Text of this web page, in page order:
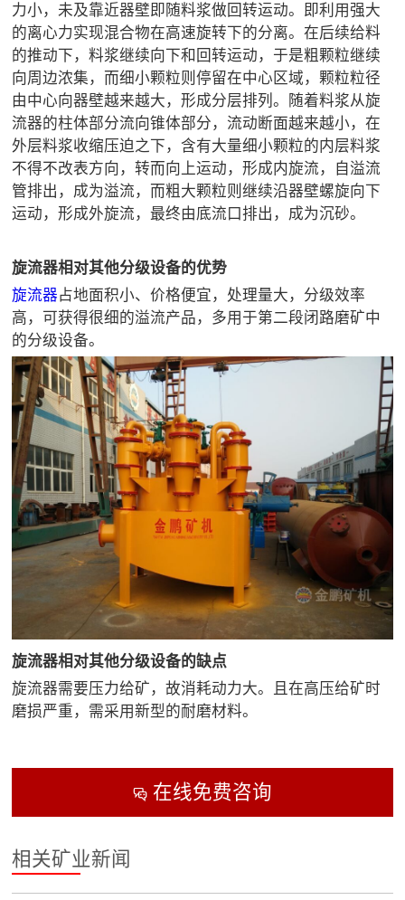
力小，未及靠近器壁即随料浆做回转运动。即利用强大
的离心力实现混合物在高速旋转下的分离。在后续给料
的推动下，料浆继续向下和回转运动，于是粗颗粒继续
向周边浓集，而细小颗粒则停留在中心区域，颗粒粒径
由中心向器壁越来越大，形成分层排列。随着料浆从旋
流器的柱体部分流向锥体部分，流动断面越来越小，在
外层料浆收缩压迫之下，含有大量细小颗粒的内层料浆
不得不改表方向，转而向上运动，形成内旋流，自溢流
管排出，成为溢流，而粗大颗粒则继续沿器壁螺旋向下
运动，形成外旋流，最终由底流口排出，成为沉砂。
旋流器相对其他分级设备的优势
旋流器占地面积小、价格便宜，处理量大，分级效率
高，可获得很细的溢流产品，多用于第二段闭路磨矿中
的分级设备。
旋流器相对其他分级设备的缺点
旋流器需要压力给矿，故消耗动力大。且在高压给矿时
磨损严重，需采用新型的耐磨材料。
在线免费咨询
相关矿业新闻